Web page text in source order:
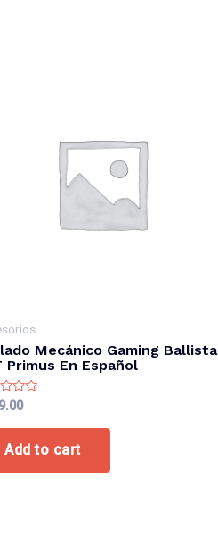
Mecánico Gaming Ballista
Primus En Español
Add to cart